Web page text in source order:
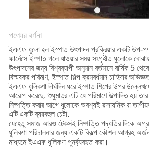
পণ্যের বর্ণনা
ইএএফ ধুলো হল ইস্পাত উৎপাদন প্রক্রিয়ার একটি উপ-
ফার্নেসে ইস্পাত গলে যাওয়ার সময় সংগৃহীত ধুলোকে
উৎপাদনের জন্য বিশ্বব্যাপী অনুমান বর্তমানে বার্ষিক 5
বিস্ময়কর পরিমাণ, ইস্পাত শিল্প ক্রমবর্ধমান চাহিদার
ইএএফ ধূলিকণা দীর্ঘদিন ধরে ইস্পাত শিল্পের উপর
আরোপ করেছে, শুধুমাত্র এটি যে পরিমাণে উত্পাদিত হয়
নিষ্পত্তি করার আগে ধুলোকে অবশ্যই রাসায়নিক বা
এটি একটি ব্যয়বহুল চেষ্টা.
যেহেতু সমাজ আরও টেকসই নিষ্পত্তি পদ্ধতির দিকে
ধূলিকণা পরিচালনার জন্য একটি বিকল্প কৌশল আগ্রহ
মাধ্যমে ইএএফ ধূলিকণা পুনর্ব্যবহৃত করা।